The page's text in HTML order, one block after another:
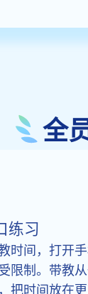
全
练习
时间，打开
限制。带教
把时间放在